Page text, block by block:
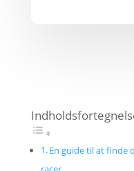
En guide til at finde